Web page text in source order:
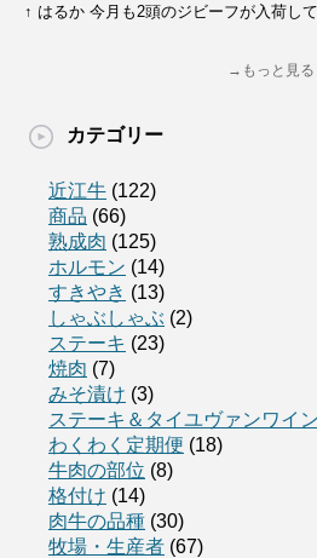
↑ はるか 今月も2頭のジビーフが入荷し
→もっと見る
カテゴリー
近江牛 (122)
商品 (66)
熟成肉 (125)
ホルモン (14)
すきやき (13)
しゃぶしゃぶ (2)
ステーキ (23)
焼肉 (7)
みそ漬け (3)
ステーキ＆タイユヴァンワイン
わくわく定期便 (18)
牛肉の部位 (8)
格付け (14)
肉牛の品種 (30)
牧場・生産者 (67)